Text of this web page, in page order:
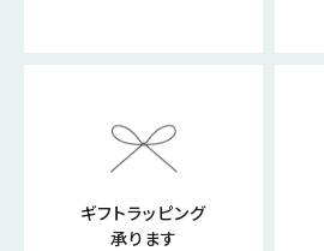
ギフトラッピング
承ります